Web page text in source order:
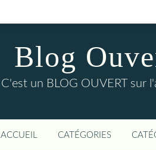
Blog
C'est un BLOG OUVERT sur
ACCUEIL CATÉGORIES